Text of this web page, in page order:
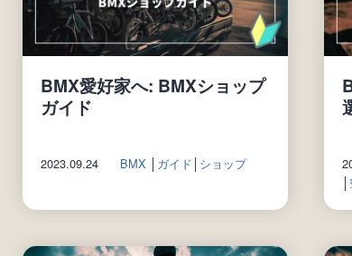
BMX愛好家へ: BMXショップ
ガイド
2023.09.24 BMX ガイド ショップ